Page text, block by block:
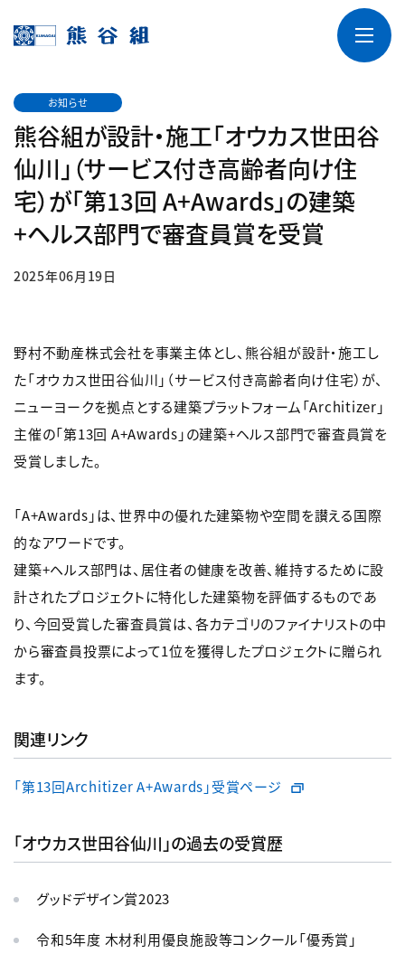
お知らせ
熊谷組が設計・施工「オウカス世田谷
仙川」（サービス付き高齢者向け住
宅）が「第13回 A+Awards」の建築
+ヘルス部門で審査員賞を受賞
2025年06月19日
野村不動産株式会社を事業主体とし、熊谷組が設計・施工し
た「オウカス世田谷仙川」（サービス付き高齢者向け住宅）が、
ニューヨークを拠点とする建築プラットフォーム「Architizer」
主催の「第13回 A+Awards」の建築+ヘルス部門で審査員賞を
受賞しました。
「A+Awards」は、世界中の優れた建築物や空間を讃える国際
的なアワードです。
建築+ヘルス部門は、居住者の健康を改善、維持するために設
計されたプロジェクトに特化した建築物を評価するものであ
り、今回受賞した審査員賞は、各カテゴリのファイナリストの中
から審査員投票によって1位を獲得したプロジェクトに贈られ
ます。
関連リンク
「第13回Architizer A+Awards」受賞ページ
「オウカス世田谷仙川」の過去の受賞歴
グッドデザイン賞2023
令和5年度 木材利用優良施設等コンクール「優秀賞」